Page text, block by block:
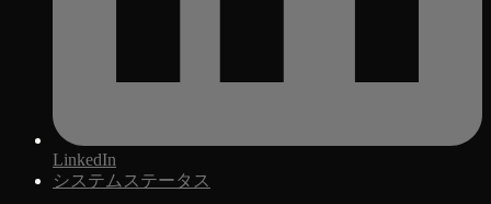
LinkedIn
システムステータス